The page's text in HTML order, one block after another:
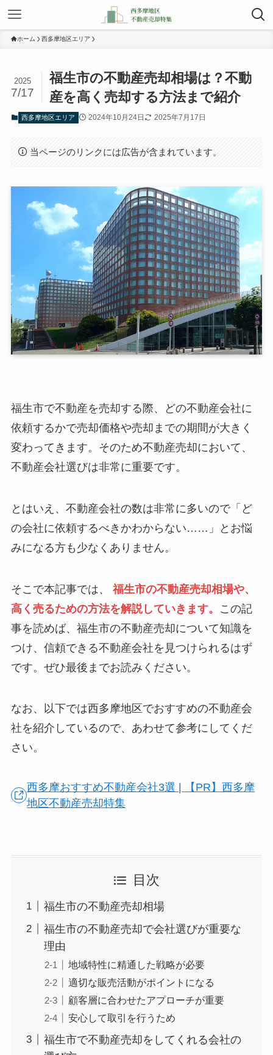
ホーム 西多摩地区エリア
福生市の不動産売却相場は？不動
産を高く売却する方法まで紹介
2025
7/17
西多摩地区エリア 2024年10月24日 2025年7月17日
当ページのリンクには広告が含まれています。
福生市で不動産を売却する際、どの不動産会社に
依頼するかで売却価格や売却までの期間が大きく
変わってきます。そのため不動産売却において、
不動産会社選びは非常に重要です。
とはいえ、不動産会社の数は非常に多いので「ど
の会社に依頼するべきかわからない……」とお悩
みになる方も少なくありません。
そこで本記事では、 福生市の不動産売却相場や、
高く売るための方法を解説していきます。
この記
事を読めば、福生市の不動産売却について知識を
つけ、信頼できる不動産会社を見つけられるはず
です。ぜひ最後までお読みください。
なお、以下では西多摩地区でおすすめの不動産会
社を紹介しているので、あわせて参考にしてくだ
さい。
西多摩おすすめ不動産会社3選 | 【PR】西多摩
地区不動産売却特集
目次
福生市の不動産売却相場
福生市の不動産売却で会社選びが重要な
理由
地域特性に精通した戦略が必要
適切な販売活動がポイントになる
顧客層に合わせたアプローチが重要
安心して取引を行うため
福生市で不動産売却をしてくれる会社の